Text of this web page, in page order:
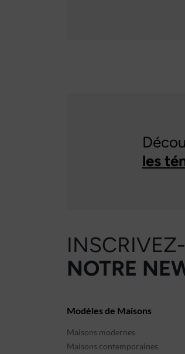
les
NOTRE
Modèles de Maisons
Maisons modernes
Maisons contemporaines